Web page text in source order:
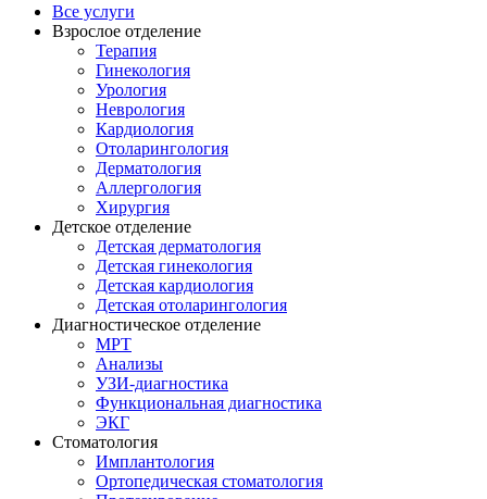
Все услуги
Взрослое отделение
Терапия
Гинекология
Урология
Неврология
Кардиология
Отоларингология
Дерматология
Аллергология
Хирургия
Детское отделение
Детская дерматология
Детская гинекология
Детская кардиология
Детская отоларингология
Диагностическое отделение
МРТ
Анализы
УЗИ-диагностика
Функциональная диагностика
ЭКГ
Стоматология
Имплантология
Ортопедическая стоматология